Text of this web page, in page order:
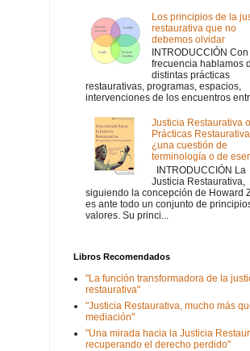
Los principios de la
restaurativa que no
debemos olvidar
INTRODUCCIÓN Con
frecuencia hablamos
distintas prácticas
restaurativas, programas, espacios,
intervenciones de los encuentros
Justicia Restaurativa o
Prácticas
¿una cuestión de
terminología o de
INTRODUCCIÓN La
Justicia Restaurativa,
siguiendo la concepción de Howard
es ante todo un conjunto de
valores. Su princi...
Libros Recomendados
"La función transformadora de la
restaurativa"
"Justicia Restaurativa, mucho más
mediación"
"Una mirada hacia la Justicia
recuperando el derecho perdido"